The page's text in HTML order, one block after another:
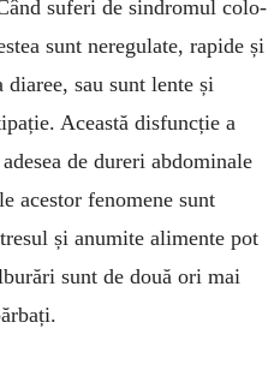
suferi de sindro­mul colo­
sunt nere­gulate, rapide și
di­a­ree, sau sunt lente și
Aceas­tă disfuncție a
de dureri abdo­minale
acestor fenomene sunt
și anu­mite alimente pot
sunt de două ori mai